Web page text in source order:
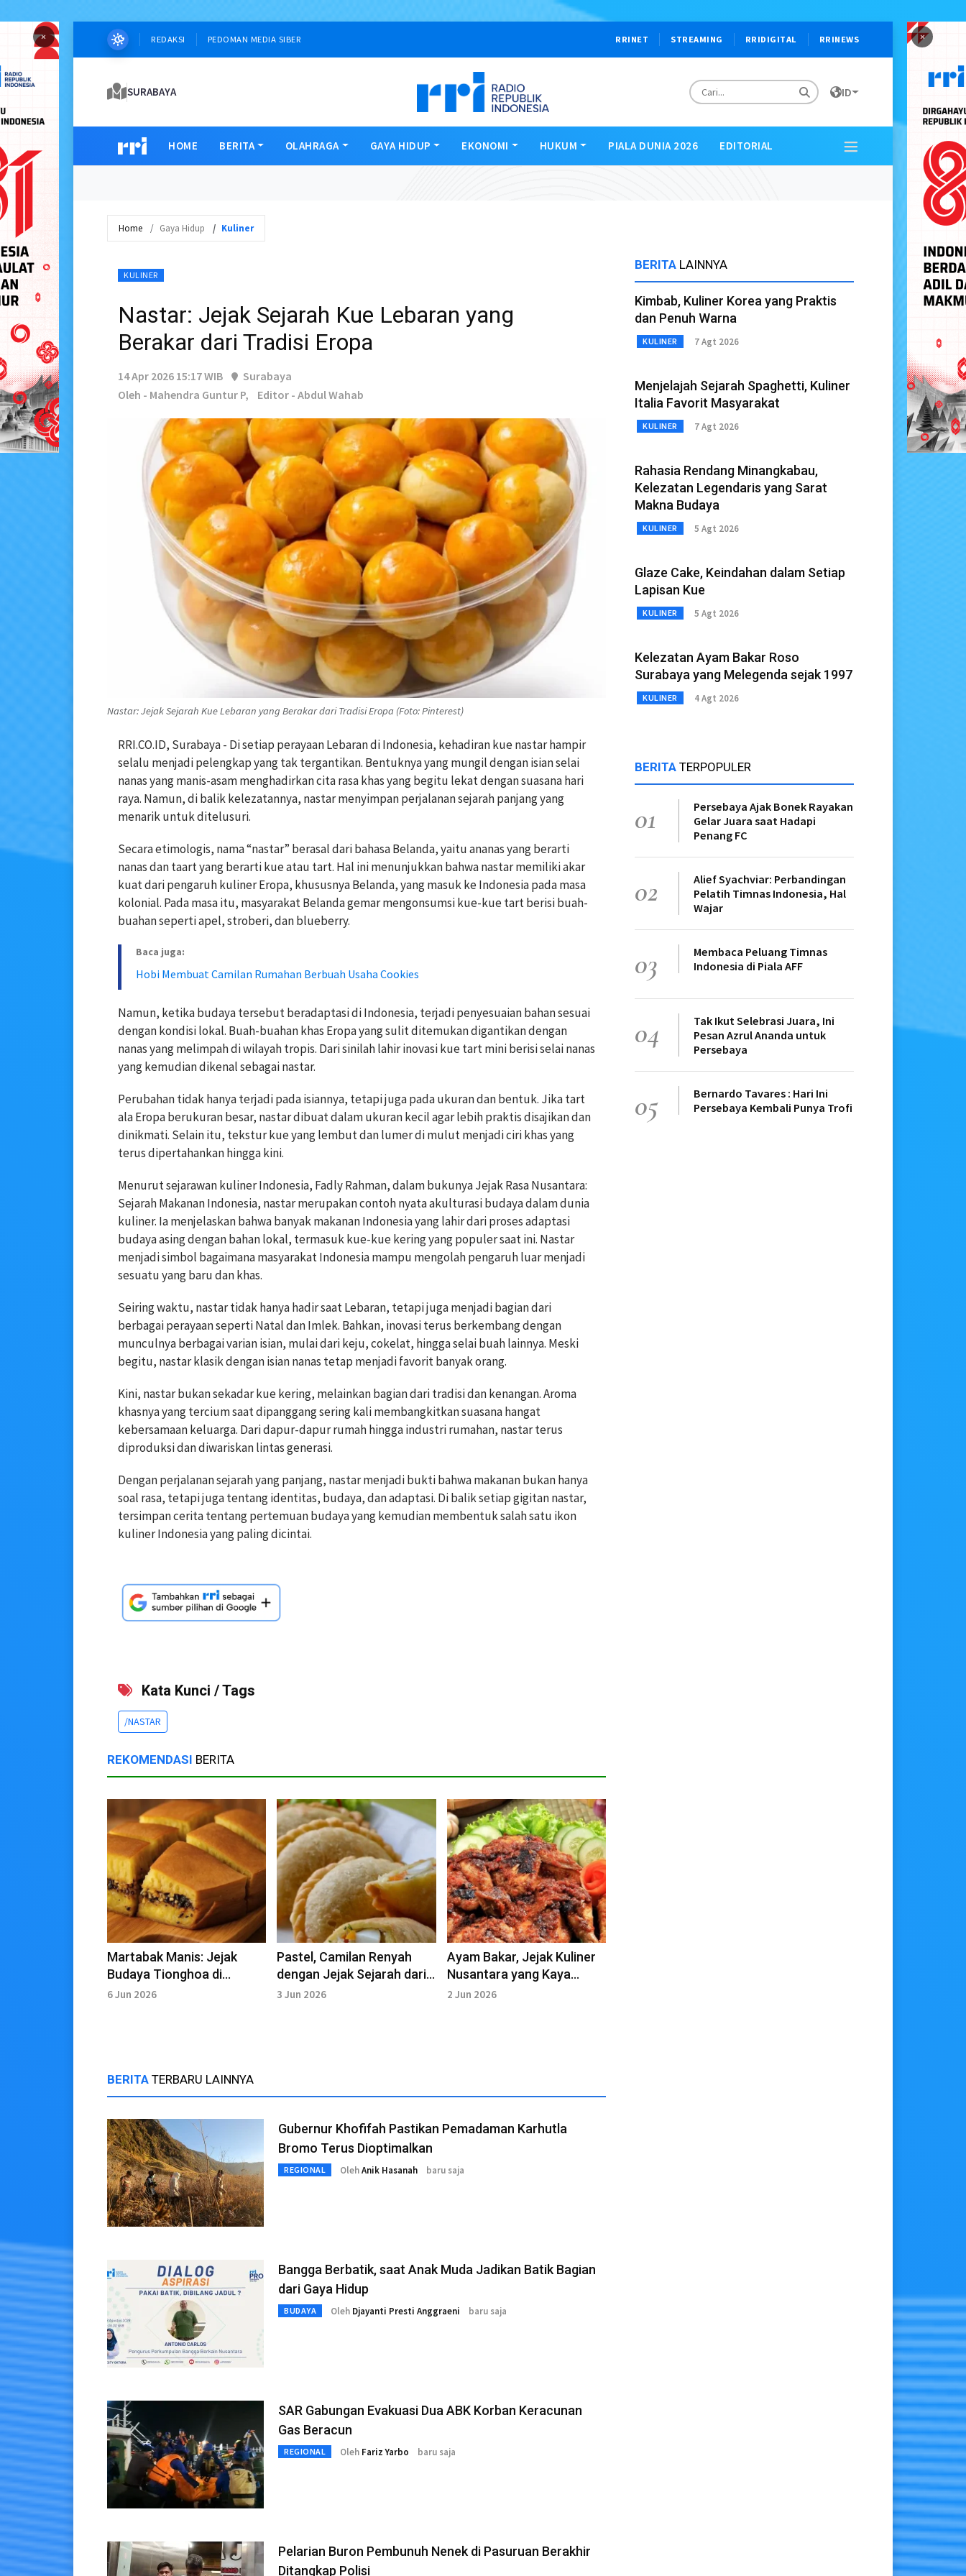
× ×
REDAKSI PEDOMAN MEDIA SIBER RRINET STREAMING RRIDIGITAL RRINEWS
SURABAYA ID
HOME BERITA OLAHRAGA GAYA HIDUP EKONOMI HUKUM PIALA DUNIA 2026 EDITORIAL
Home Gaya Hidup Kuliner
KULINER
Nastar: Jejak Sejarah Kue Lebaran yang
Berakar dari Tradisi Eropa
14 Apr 2026 15:17 WIB
Surabaya
Oleh - Mahendra Guntur P,
Editor - Abdul Wahab
Nastar: Jejak Sejarah Kue Lebaran yang Berakar dari Tradisi Eropa (Foto: Pinterest)
RRI.CO.ID, Surabaya - Di setiap perayaan Lebaran di Indonesia, kehadiran kue nastar hampir
selalu menjadi pelengkap yang tak tergantikan. Bentuknya yang mungil dengan isian selai
nanas yang manis-asam menghadirkan cita rasa khas yang begitu lekat dengan suasana hari
raya. Namun, di balik kelezatannya, nastar menyimpan perjalanan sejarah panjang yang
menarik untuk ditelusuri.
Secara etimologis, nama “nastar” berasal dari bahasa Belanda, yaitu ananas yang berarti
nanas dan taart yang berarti kue atau tart. Hal ini menunjukkan bahwa nastar memiliki akar
kuat dari pengaruh kuliner Eropa, khususnya Belanda, yang masuk ke Indonesia pada masa
kolonial. Pada masa itu, masyarakat Belanda gemar mengonsumsi kue-kue tart berisi buah-
buahan seperti apel, stroberi, dan blueberry.
Baca juga:
Hobi Membuat Camilan Rumahan Berbuah Usaha Cookies
Namun, ketika budaya tersebut beradaptasi di Indonesia, terjadi penyesuaian bahan sesuai
dengan kondisi lokal. Buah-buahan khas Eropa yang sulit ditemukan digantikan dengan
nanas yang melimpah di wilayah tropis. Dari sinilah lahir inovasi kue tart mini berisi selai nanas
yang kemudian dikenal sebagai nastar.
Perubahan tidak hanya terjadi pada isiannya, tetapi juga pada ukuran dan bentuk. Jika tart
ala Eropa berukuran besar, nastar dibuat dalam ukuran kecil agar lebih praktis disajikan dan
dinikmati. Selain itu, tekstur kue yang lembut dan lumer di mulut menjadi ciri khas yang
terus dipertahankan hingga kini.
Menurut sejarawan kuliner Indonesia, Fadly Rahman, dalam bukunya Jejak Rasa Nusantara:
Sejarah Makanan Indonesia, nastar merupakan contoh nyata akulturasi budaya dalam dunia
kuliner. Ia menjelaskan bahwa banyak makanan Indonesia yang lahir dari proses adaptasi
budaya asing dengan bahan lokal, termasuk kue-kue kering yang populer saat ini. Nastar
menjadi simbol bagaimana masyarakat Indonesia mampu mengolah pengaruh luar menjadi
sesuatu yang baru dan khas.
Seiring waktu, nastar tidak hanya hadir saat Lebaran, tetapi juga menjadi bagian dari
berbagai perayaan seperti Natal dan Imlek. Bahkan, inovasi terus berkembang dengan
munculnya berbagai varian isian, mulai dari keju, cokelat, hingga selai buah lainnya. Meski
begitu, nastar klasik dengan isian nanas tetap menjadi favorit banyak orang.
Kini, nastar bukan sekadar kue kering, melainkan bagian dari tradisi dan kenangan. Aroma
khasnya yang tercium saat dipanggang sering kali membangkitkan suasana hangat
kebersamaan keluarga. Dari dapur-dapur rumah hingga industri rumahan, nastar terus
diproduksi dan diwariskan lintas generasi.
Dengan perjalanan sejarah yang panjang, nastar menjadi bukti bahwa makanan bukan hanya
soal rasa, tetapi juga tentang identitas, budaya, dan adaptasi. Di balik setiap gigitan nastar,
tersimpan cerita tentang pertemuan budaya yang kemudian membentuk salah satu ikon
kuliner Indonesia yang paling dicintai.
Kata Kunci / Tags
/NASTAR
REKOMENDASI BERITA
Martabak Manis: Jejak
Budaya Tionghoa di
Indonesia
6 Jun 2026
Pastel, Camilan Renyah
dengan Jejak Sejarah dari
Eropa ke Nusantara
3 Jun 2026
Ayam Bakar, Jejak Kuliner
Nusantara yang Kaya
Rempah dan Tradisi
2 Jun 2026
BERITA TERBARU LAINNYA
Gubernur Khofifah Pastikan Pemadaman Karhutla
Bromo Terus Dioptimalkan
REGIONAL OlehAnik Hasanah baru saja
Bangga Berbatik, saat Anak Muda Jadikan Batik Bagian
dari Gaya Hidup
BUDAYA Oleh Djayanti Presti Anggraeni baru saja
SAR Gabungan Evakuasi Dua ABK Korban Keracunan
Gas Beracun
REGIONAL Oleh Fariz Yarbo baru saja
Pelarian Buron Pembunuh Nenek di Pasuruan Berakhir
Ditangkap Polisi
BERITA LAINNYA
Kimbab, Kuliner Korea yang Praktis
dan Penuh Warna
KULINER 7 Agt 2026
Menjelajah Sejarah Spaghetti, Kuliner
Italia Favorit Masyarakat
KULINER 7 Agt 2026
Rahasia Rendang Minangkabau,
Kelezatan Legendaris yang Sarat
Makna Budaya
KULINER 5 Agt 2026
Glaze Cake, Keindahan dalam Setiap
Lapisan Kue
KULINER 5 Agt 2026
Kelezatan Ayam Bakar Roso
Surabaya yang Melegenda sejak 1997
KULINER 4 Agt 2026
BERITA TERPOPULER
01
Persebaya Ajak Bonek Rayakan
Gelar Juara saat Hadapi
Penang FC
02
Alief Syachviar: Perbandingan
Pelatih Timnas Indonesia, Hal
Wajar
03
Membaca Peluang Timnas
Indonesia di Piala AFF
04
Tak Ikut Selebrasi Juara, Ini
Pesan Azrul Ananda untuk
Persebaya
05
Bernardo Tavares : Hari Ini
Persebaya Kembali Punya Trofi